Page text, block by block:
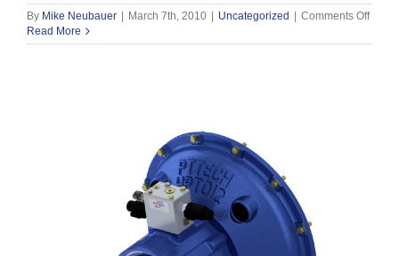
By Mike Neubauer March 7th, 2010 Uncategorized Comments Offon
Read More